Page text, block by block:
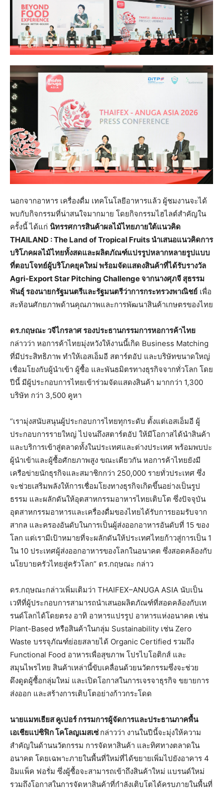
นอกจากอาหาร เครื่องดื่ม เทคโนโลยีอาหารแล้ว ผู้ชมงานจะได้
พบกับกิจกรรมที่น่าสนใจมากมาย โดยกิจกรรมไฮไลต์สำคัญใน
ครั้งนี้ ได้แก่ นิทรรศการสินค้าผลไม้ไทยภายใต้แนวคิด
THAILAND : The Land of Tropical Fruits นำเสนอแนวคิดการ
บริโภคผลไม้ไทยทั้งสดและผลิตภัณฑ์แปรรูปหลากหลายรูปแบบ
ที่ตอบโจทย์ผู้บริโภคยุคใหม่ พร้อมจัดแสดงสินค้าที่ได้รับรางวัล
Agri-Export Star Pitching Challenge จากนางศุภจี สุธรรม
พันธุ์ รองนายกรัฐมนตรีและรัฐมนตรีว่าการกระทรวงพาณิชย์ เพื่อ
สะท้อนศักยภาพด้านคุณภาพและการพัฒนาสินค้าเกษตรของไทย
ดร.กฤษณะ วจีไกรลาศ รองประธานกรรมการหอการค้าไทย
กล่าวว่า หอการค้าไทยมุ่งหวังให้งานนี้เกิด Business Matching
ที่มีประสิทธิภาพ ทำให้เอสเอ็มอี สตาร์ตอัป และบริษัทขนาดใหญ่
เชื่อมโยงกับผู้นำเข้า ผู้ซื้อ และพันธมิตรทางธุรกิจจากทั่วโลก โดย
ปีนี้ มีผู้ประกอบการไทยเข้าร่วมจัดแสดงสินค้า มากกว่า 1,300
บริษัท กว่า 3,500 คูหา
“เรามุ่งสนับสนุนผู้ประกอบการไทยทุกระดับ ตั้งแต่เอสเอ็มอี ผู้
ประกอบการรายใหญ่ ไปจนถึงสตาร์ตอัป ให้มีโอกาสได้นำสินค้า
และบริการเข้าสู่ตลาดทั้งในประเทศและต่างประเทศ พร้อมพบปะ
ผู้นำเข้าและผู้ซื้อศักยภาพสูง ขณะเดียวกัน หอการค้าไทยยังมี
เครือข่ายนักธุรกิจและสมาชิกกว่า 250,000 รายทั่วประเทศ ซึ่ง
จะช่วยเสริมพลังให้การเชื่อมโยงทางธุรกิจเกิดขึ้นอย่างเป็นรูป
ธรรม และผลักดันให้อุตสาหกรรมอาหารไทยเติบโต ซึ่งปัจจุบัน
อุตสาหกรรมอาหารและเครื่องดื่มของไทยได้รับการยอมรับจาก
สากล และครองอันดับในการเป็นผู้ส่งออกอาหารอันดับที่ 15 ของ
โลก แต่เรามีเป้าหมายที่จะผลักดันให้ประเทศไทยก้าวสู่การเป็น 1
ใน 10 ประเทศผู้ส่งออกอาหารของโลกในอนาคต ซึ่งสอดคล้องกับ
นโยบายครัวไทยสู่ครัวโลก” ดร.กฤษณะ กล่าว
ดร.กฤษณะกล่าวเพิ่มเติมว่า THAIFEX–ANUGA ASIA นับเป็น
เวทีที่ผู้ประกอบการสามารถนำเสนอผลิตภัณฑ์ที่สอดคล้องกับเท
รนด์โลกได้โดยตรง อาทิ อาหารแปรรูป อาหารแห่งอนาคต เช่น
Plant-Based หรือสินค้าในกลุ่ม Sustainability เช่น Zero
Waste บรรจุภัณฑ์ย่อยสลายได้ Organic Certified รวมถึง
Functional Food อาหารเพื่อสุขภาพ โปรไบโอติกส์ และ
สมุนไพรไทย สินค้าเหล่านี้ขับเคลื่อนด้วยนวัตกรรมซึ่งจะช่วย
ดึงดูดผู้ซื้อกลุ่มใหม่ และเปิดโอกาสในการเจรจาธุรกิจ ขยายการ
ส่งออก และสร้างการเติบโตอย่างก้าวกระโดด
นายแมทเธียส คูเปอร์ กรรมการผู้จัดการและประธานภาคพื้น
เอเชียแปซิฟิก โคโลญเมสเซ่กล่าวว่า งานในปีนี้จะมุ่งให้ความ
สำคัญในด้านนวัตกรรม การจัดหาสินค้า และทิศทางตลาดใน
อนาคต โดยเฉพาะภายในพื้นที่ใหม่ที่ได้ขยายเพิ่มไปยังอาคาร 4
อิมแพ็ค ฟอรั่ม ซึ่งผู้ซื้อจะสามารถเข้าถึงสินค้าใหม่ แบรนด์ใหม่
รวมถึงโอกาสในการจัดหาสินค้าที่กำลังเติบโตได้ครบภายในพื้นที่